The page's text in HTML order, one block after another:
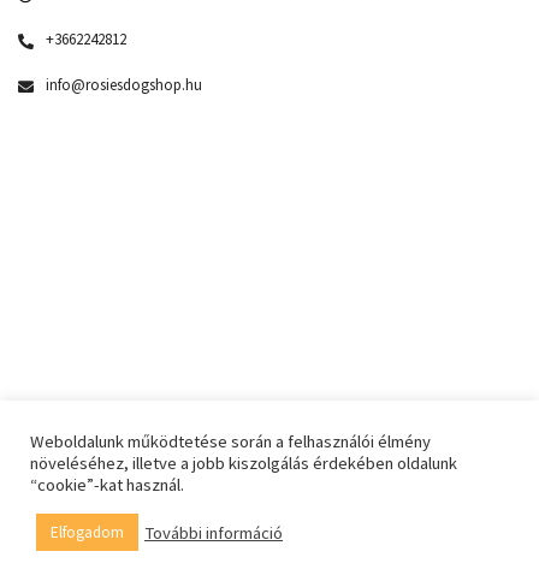
+3662242812
info@rosiesdogshop.hu
Vauhaus Siófok
https://www.vauhausbarf.hu/
Weboldalunk működtetése során a felhasználói élmény
növeléséhez, illetve a jobb kiszolgálás érdekében oldalunk
“cookie”-kat használ.
Elfogadom További információ